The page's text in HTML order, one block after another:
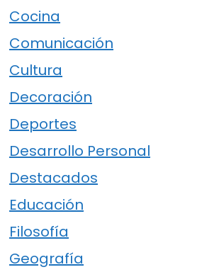
Cocina
Comunicación
Cultura
Decoración
Deportes
Desarrollo Personal
Destacados
Educación
Filosofía
Geografía